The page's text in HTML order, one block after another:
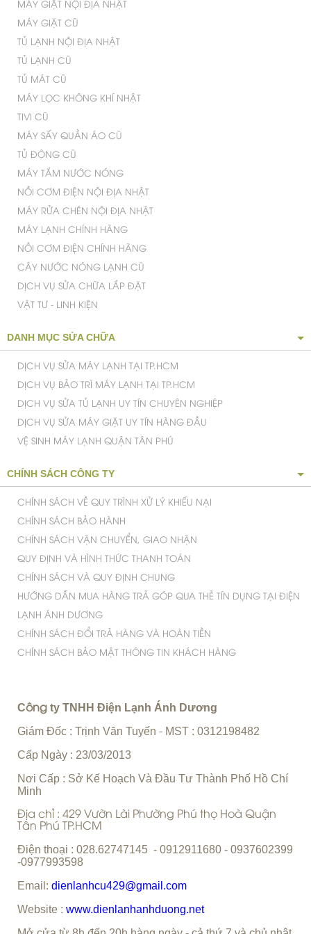
Tấm lọc Polypropylene giúp kháng khuẩn,
sạch vi khuẩn có hại trong không khí, nấm mốc, mùi hôi
khó chịu,… Nhờ đó, mang đến cho bạn một bầu
không khí trong lành.
7 tính năng bảo vệ giúp tăng cường tuổi thọ
của máy
Máy lạnh Sharp
tăng cường thêm 7 tính năng: chống cháy, chống sấm
sét, vận hành ổn định ngay cả khi điện áp hụt xuống
còn 130V, dàn trao đổi nhiệt hoàn toàn bằng nhôm
chống ăn mòn, chống rung trong quá trình vận hành,
chống hư hại bởi thời tiết mưa gió bên ngoài và chống
va đập trong quá trình vận chuyển.
MÁY GIẶT NỘI ĐỊA NHẬT
MÁY GIẶT CŨ
TỦ LẠNH NỘI ĐỊA NHẬT
TỦ LẠNH CŨ
TỦ MÁT CŨ
MÁY LỌC KHÔNG KHÍ NHẬT
TIVI CŨ
MÁY SẤY QUẦN ÁO CŨ
TỦ ĐÔNG CŨ
MÁY TẮM NƯỚC NÓNG
NỒI CƠM ĐIỆN NỘI ĐỊA NHẬT
MÁY RỬA CHÉN NỘI ĐỊA NHẬT
MÁY LẠNH CHÍNH HÃNG
NỒI CƠM ĐIỆN CHÍNH HÃNG
CÂY NƯỚC NÓNG LẠNH CŨ
DỊCH VỤ SỬA CHỮA LẮP ĐẶT
VẬT TƯ - LINH KIỆN
DANH MỤC SỬA CHỮA
DỊCH VỤ SỬA MÁY LẠNH TẠI TP.HCM
DỊCH VỤ BẢO TRÌ MÁY LẠNH TẠI TP.HCM
DỊCH VỤ SỬA TỦ LẠNH UY TÍN CHUYÊN NGHIỆP
DỊCH VỤ SỬA MÁY GIẶT UY TÍN HÀNG ĐẦU
VỆ SINH MÁY LẠNH QUẬN TÂN PHÚ
CHÍNH SÁCH CÔNG TY
CHÍNH SÁCH VỀ QUY TRÌNH XỬ LÝ KHIẾU NẠI
CHÍNH SÁCH BẢO HÀNH
CHÍNH SÁCH VẬN CHUYỂN, GIAO NHẬN
QUY ĐỊNH VÀ HÌNH THỨC THANH TOÁN
CHÍNH SÁCH VÀ QUY ĐỊNH CHUNG
HƯỚNG DẪN MUA HÀNG TRẢ GÓP QUA THẺ TÍN DỤNG TẠI ĐIỆN
LẠNH ÁNH DƯƠNG
CHÍNH SÁCH ĐỔI TRẢ HÀNG VÀ HOÀN TIỀN
CHÍNH SÁCH BẢO MẬT THÔNG TIN KHÁCH HÀNG
Công ty TNHH Điện Lạnh Ánh Dương
Giám Đốc : Trịnh Văn Tuyến - MST : 0312198482
Cấp Ngày : 23/03/2013
Nơi Cấp : Sở Kế Hoạch Và Đầu Tư Thành Phố Hồ Chí
Minh
Địa chỉ : 429 Vườn Lài Phường Phú thọ Hoà Quận
Tân Phú TP.HCM
Điện thoại : 028.62747145 - 0912911680 - 0937602399
-0977993598
Email: dienlanhcu429@gmail.com
Website : www.dienlanhanhduong.net